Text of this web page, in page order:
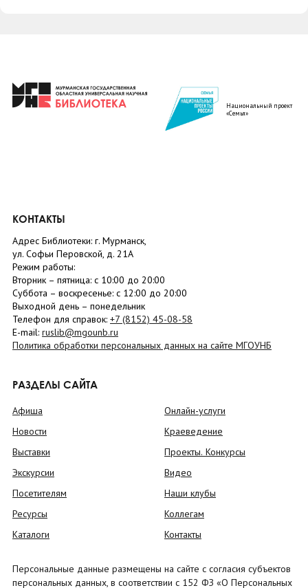
Национальный проект
«Семья»
КОНТАКТЫ
Адрес Библиотеки: г. Мурманск,
ул. Софьи Перовской, д. 21А
Режим работы:
Вторник – пятница: с 10:00 до 20:00
Суббота – воскресенье: c 12:00 до 20:00
Выходной день – понедельник
Телефон для справок: +7 (8152) 45-08-58
E-mail: ruslib@mgounb.ru
Политика обработки персональных данных на сайте МГОУНБ
РАЗДЕЛЫ САЙТА
Афиша
Новости
Выставки
Экскурсии
Посетителям
Ресурсы
Каталоги
Онлайн-услуги
Краеведение
Проекты. Конкурсы
Видео
Наши клубы
Коллегам
Контакты
Персональные данные размещены на сайте с согласия субъектов
персональных данных, в соответствии с 152 ФЗ «О Персональных